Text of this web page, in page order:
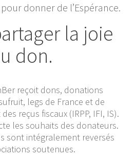
donner de l’Espérance.
la joie
don.
reçoit dons, donations
legs de France et de
reçus fiscaux (IRPP, IFI, IS).
les souhaits des donateurs.
sont intégralement reversés
soutenues.